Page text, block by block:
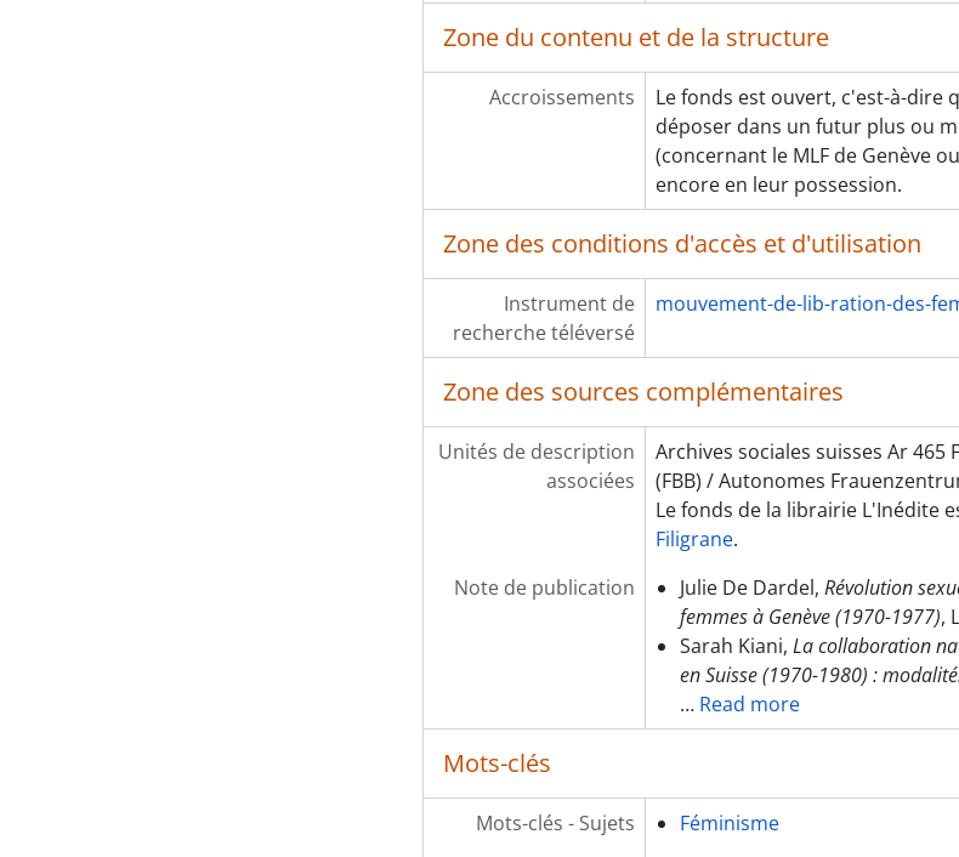
Zone du contenu et de la structure
Accroissements
Le fonds est ouvert, c'est-à-dire
déposer dans un futur plus ou
(concernant le MLF de Genève
encore en leur possession.
Zone des conditions d'accès et d'utilisation
Instrument de
recherche téléversé
mouvement-de-lib-ration-des-
Zone des sources complémentaires
Unités de description
associées
Archives sociales suisses Ar
(FBB) / Autonomes
Le fonds de la librairie L'Inédite
Filigrane.
Note de publication
Julie De Dardel, Révolution
femmes à Genève (1970-1977),
Sarah Kiani, La collaboration
en Suisse (1970-1980) :
… Read more
Mots-clés
Mots-clés - Sujets
Féminisme